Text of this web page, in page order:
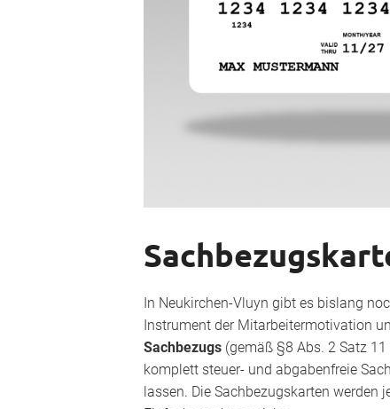
In Neukirchen-Vluyn gibt es bislang
Instrument der Mitarbeitermotivation
Sachbezugs (gemäß §8 Abs. 2 Satz
komplett steuer- und abgabenfreie
lassen. Die Sachbezugskarten